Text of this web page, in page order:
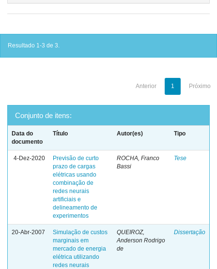
Resultado 1-3 de 3.
Anterior 1 Próximo
Conjunto de itens:
Data do
documento
Título Autor(es) Tipo
4-Dez-2020
Previsão de curto
prazo de cargas
elétricas usando
combinação de
redes neurais
artificiais e
delineamento de
experimentos
ROCHA, Franco
Bassi
Tese
20-Abr-2007
Simulação de custos
marginais em
mercado de energia
elétrica utilizando
redes neurais
QUEIROZ,
Anderson Rodrigo
de
Dissertação